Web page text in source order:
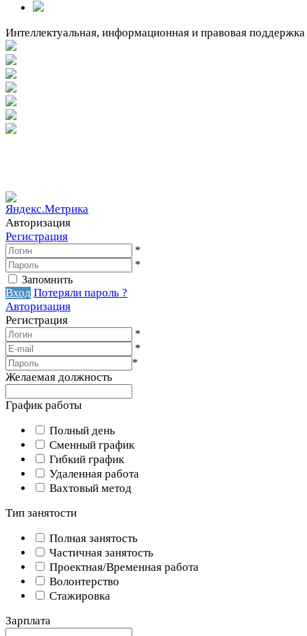
Интеллектуальная, информационная и правовая поддержка
Авторизация
Регистрация
*
*
Запомнить
Вход Потеряли пароль ?
Авторизация
Регистрация
*
*
*
Желаемая должность
График работы
Полный день
Сменный график
Гибкий график
Удаленная работа
Вахтовый метод
Тип занятости
Полная занятость
Частичная занятость
Проектная/Временная работа
Волонтерство
Стажировка
Зарплата